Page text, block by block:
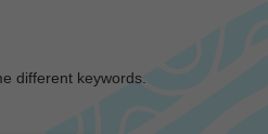
different keywords.